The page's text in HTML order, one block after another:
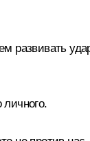
развивать